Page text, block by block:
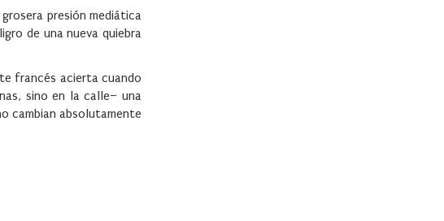
presión mediática
de una nueva quiebra
francés acierta cuando
sino en la calle– una
cambian absolutamente